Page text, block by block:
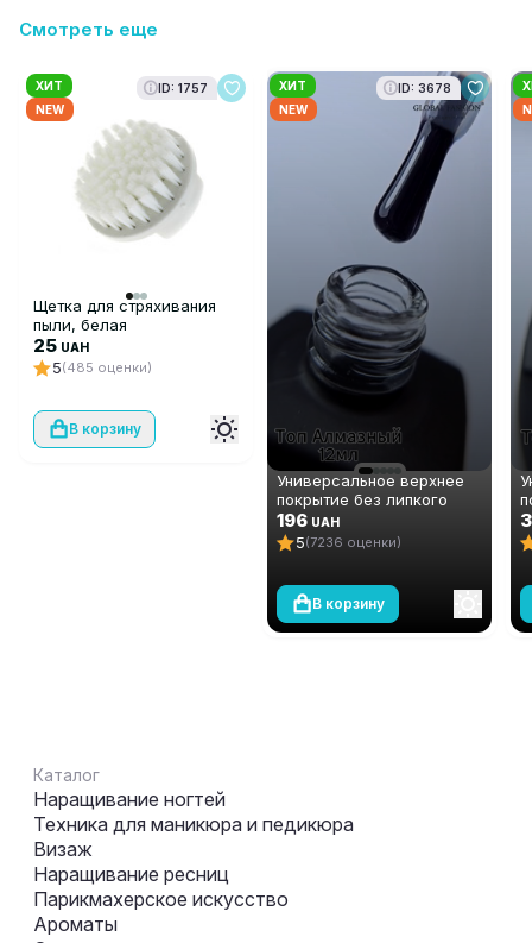
Смотреть еще
ХИТ
NEW
ID: 1757
Щетка для стряхивания
пыли, белая
25 UAH
5(485 оценки)
В корзину
ХИТ
NEW
ID: 3678
Универсальное верхнее
покрытие без липкого
слоя (топ/финиш) Global
Fashion TOP-Алмазный, 12
мл
196 UAH
5(7236 оценки)
В корзину
Каталог
Наращивание ногтей
Техника для маникюра и педикюра
Визаж
Наращивание ресниц
Парикмахерское искусство
Ароматы